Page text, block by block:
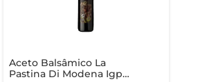
Aceto Balsâmico La
Pastina Di Modena Igp